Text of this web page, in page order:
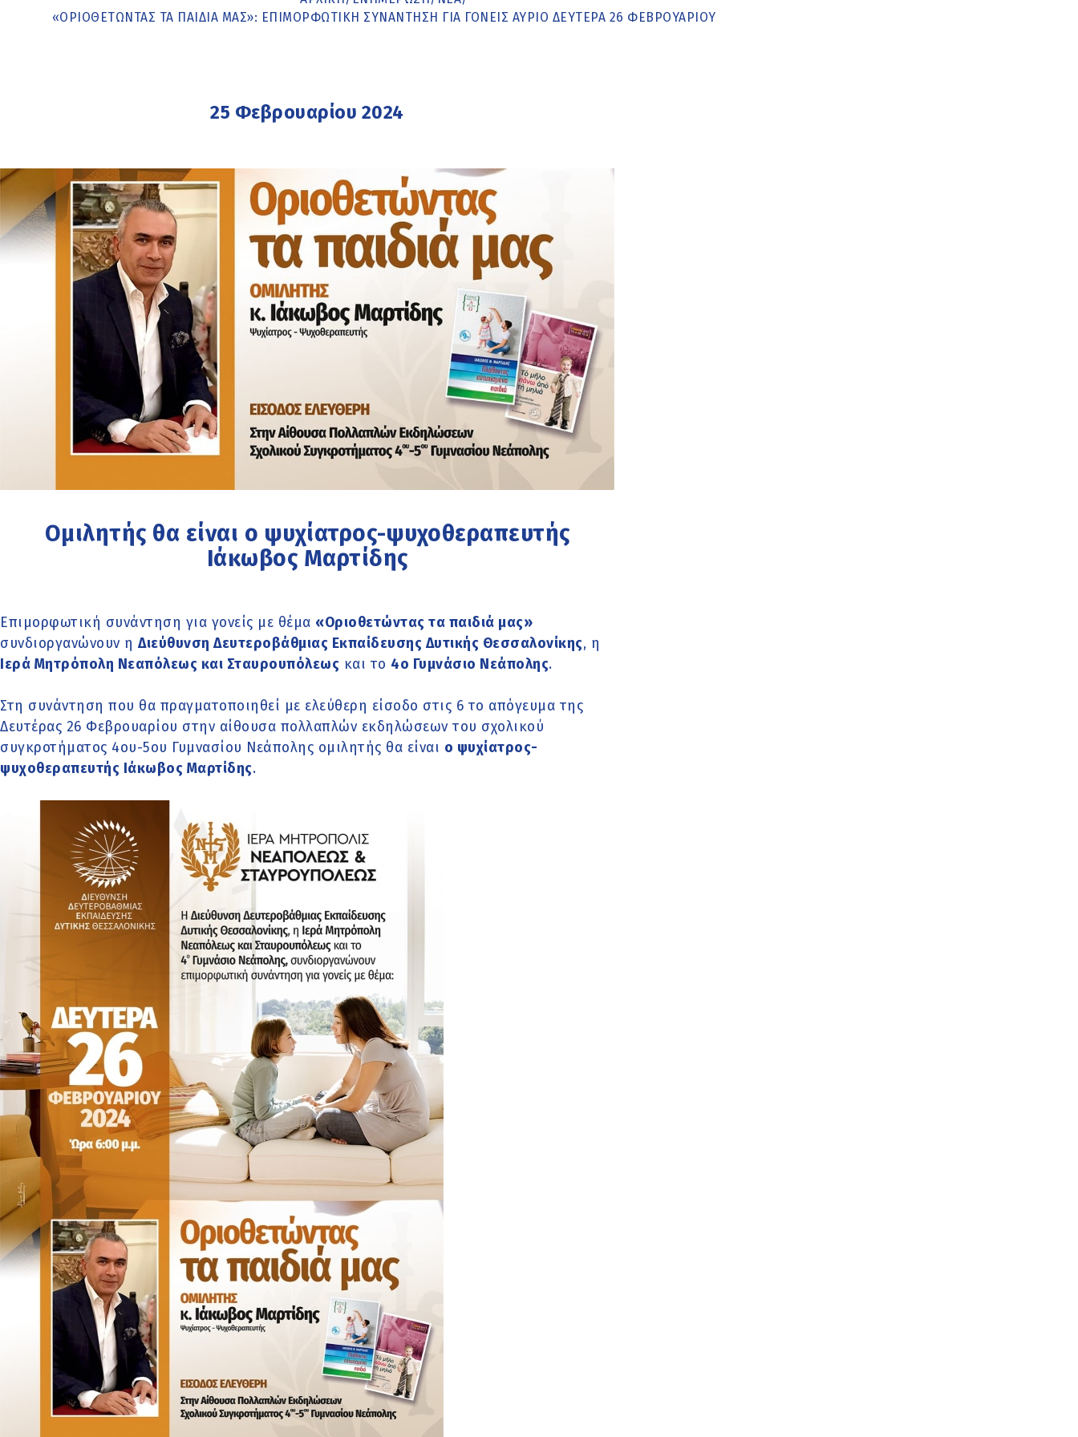
«ΟΡΙΟΘΕΤΏΝΤΑΣ ΤΑ ΠΑΙΔΙΆ ΜΑΣ»: ΕΠΙΜΟΡΦΩΤΙΚΉ ΣΥΝΆΝΤΗΣΗ ΓΙΑ ΓΟΝΕΊΣ ΑΎΡΙΟ ΔΕΥΤΈΡΑ 26 ΦΕΒΡΟΥΑΡΊΟΥ
25 Φεβρουαρίου 2024
Ομιλητής θα είναι ο ψυχίατρος-ψυχοθεραπευτής
Ιάκωβος Μαρτίδης
Επιμορφωτική συνάντηση για γονείς με θέμα «Οριοθετώντας τα παιδιά μας»
συνδιοργανώνουν η Διεύθυνση Δευτεροβάθμιας Εκπαίδευσης Δυτικής Θεσσαλονίκης, η
Ιερά Μητρόπολη Νεαπόλεως και Σταυρουπόλεως και το 4ο Γυμνάσιο Νεάπολης.
Στη συνάντηση που θα πραγματοποιηθεί με ελεύθερη είσοδο στις 6 το απόγευμα της
Δευτέρας 26 Φεβρουαρίου στην αίθουσα πολλαπλών εκδηλώσεων του σχολικού
συγκροτήματος 4ου-5ου Γυμνασίου Νεάπολης ομιλητής θα είναι ο ψυχίατρος-
ψυχοθεραπευτής Ιάκωβος Μαρτίδης.